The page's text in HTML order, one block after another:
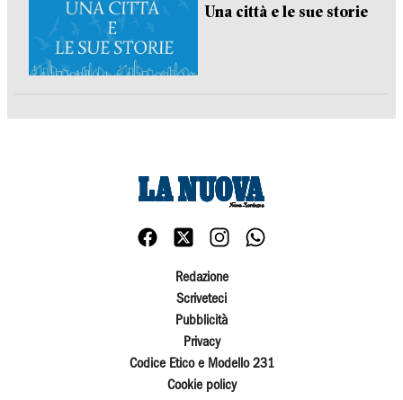
Una città e le sue storie
Redazione
Scriveteci
Pubblicità
Privacy
Codice Etico e Modello 231
Cookie policy